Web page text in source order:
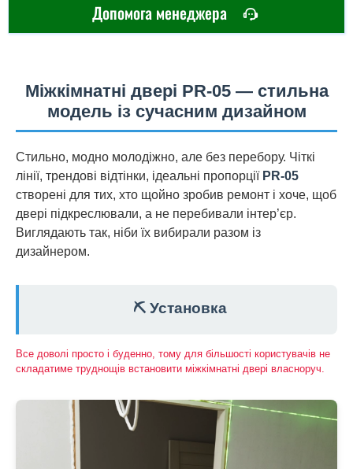
Допомога менеджера
Міжкімнатні двері PR-05 — стильна
модель із сучасним дизайном
Стильно, модно молодіжно, але без перебору. Чіткі
лінії, трендові відтінки, ідеальні пропорції PR-05
створені для тих, хто щойно зробив ремонт і хоче, щоб
двері підкреслювали, а не перебивали інтер’єр.
Виглядають так, ніби їх вибирали разом із
дизайнером.
⛏️ Установка
Все доволі просто і буденно, тому для більшості користувачів не
складатиме труднощів встановити міжкімнатні двері власноруч.